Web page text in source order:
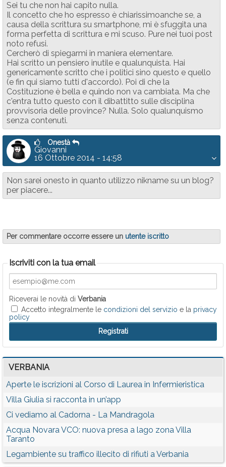
Sei tu che non hai capito nulla.
Il concetto che ho espresso è chiarissimoanche se, a
causa della scrittura su smartphone, mi è sfuggita una
forma perfetta di scrittura e mi scuso. Pure nei tuoi post
noto refusi.
Cercherò di spiegarmi in maniera elementare.
Hai scritto un pensiero inutile e qualunquista. Hai
genericamente scritto che i politici sino questo e quello
(e fin qui siamo tutti d'accordo). Poi di che la
Costituzione è bella e quindo non va cambiata. Ma che
c'entra tutto questo con il dibattitto sulle disciplina
provvisoria delle province? Nulla. Solo qualunquismo
senza contenuti.
Onestà
Giovanni
16 Ottobre 2014 - 14:58
Non sarei onesto in quanto utilizzo nikname su un blog?
per piacere...
Per commentare occorre essere un utente iscritto
Iscriviti con la tua email
Riceverai le novità di Verbania
Accetto integralmente le condizioni del servizio e la privacy
policy
VERBANIA
Aperte le iscrizioni al Corso di Laurea in Infermieristica
Villa Giulia si racconta in un’app
Ci vediamo al Cadorna - La Mandragola
Acqua Novara VCO: nuova presa a lago zona Villa
Taranto
Legambiente su traffico illecito di rifiuti a Verbania